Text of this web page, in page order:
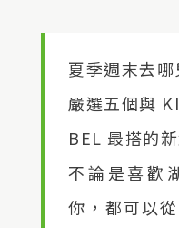
夏季週末去哪
嚴選五個與
BEL 最搭的
不論是喜歡
你，都可以